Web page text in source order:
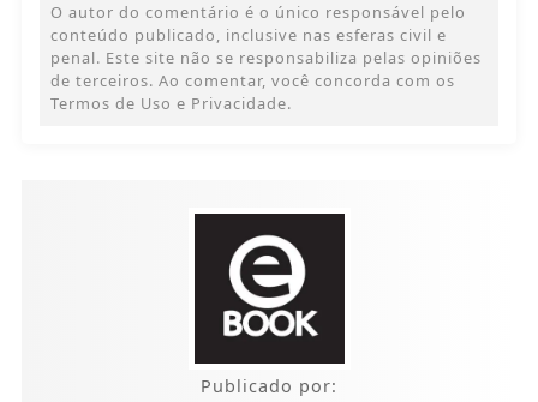
O autor do comentário é o único responsável pelo
conteúdo publicado, inclusive nas esferas civil e
penal. Este site não se responsabiliza pelas opiniões
de terceiros. Ao comentar, você concorda com os
Termos de Uso e Privacidade.
Publicado por: